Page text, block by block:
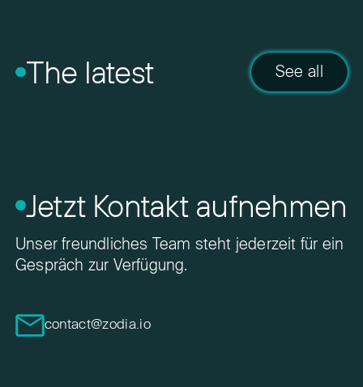
The latest See all
Jetzt Kontakt aufnehmen
Unser freundliches Team steht jederzeit für ein
Gespräch zur Verfügung.
contact@zodia.io